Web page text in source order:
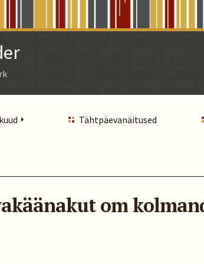
Tähtpäevanäitused
om